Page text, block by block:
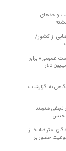
پلمب واحدهای
از کشور/
عمومی» برای
به پرداخت ۵۶۷ میلیون دلار
به گزارشات
هنرمند
اعتراضات؛ از
حضور بر